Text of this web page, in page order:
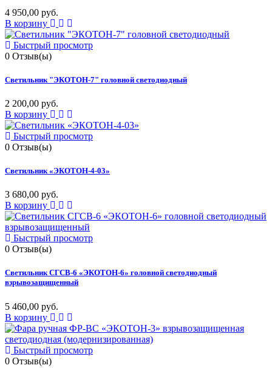
4 950,00 руб.
В корзину
Быстрый просмотр
0 Отзыв(ы)
Светильник "ЭКОТОН-7" головной светодиодный
2 200,00 руб.
В корзину
Быстрый просмотр
0 Отзыв(ы)
Светильник «ЭКОТОН-4-03»
3 680,00 руб.
В корзину
Быстрый просмотр
0 Отзыв(ы)
Светильник СГСВ-6 «ЭКОТОН-6» головной светодиодный
взрывозащищенный
5 460,00 руб.
В корзину
Быстрый просмотр
0 Отзыв(ы)